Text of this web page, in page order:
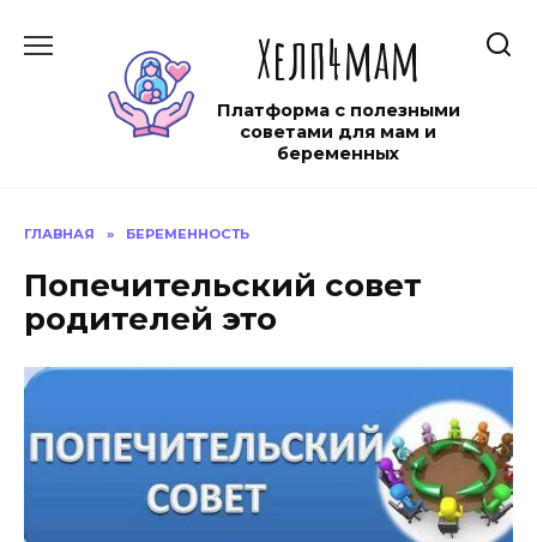
содержанию
Хелп4мам
Платформа с полезными
советами для мам и
беременных
ГЛАВНАЯ » БЕРЕМЕННОСТЬ
Попечительский совет
родителей это